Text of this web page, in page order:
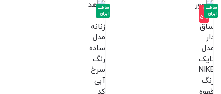
-3
5%
ساخت
ایران
ساخت
ایران